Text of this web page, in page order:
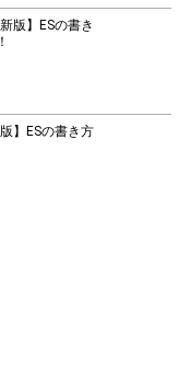
版】ESの書き
】ESの書き方